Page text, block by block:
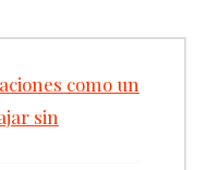
como un
sin